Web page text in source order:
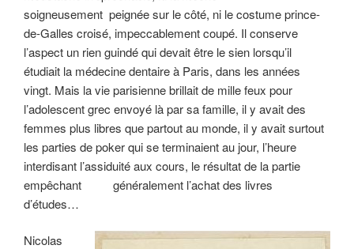
soigneusement peignée sur le côté, ni le costume prince-
de-Galles croisé, impeccablement coupé. Il conserve
l’aspect un rien guindé qui devait être le sien lorsqu’il
étudiait la médecine dentaire à Paris, dans les années
vingt. Mais la vie parisienne brillait de mille feux pour
l’adolescent grec envoyé là par sa famille, il y avait des
femmes plus libres que partout au monde, il y avait surtout
les parties de poker qui se terminaient au jour, l’heure
interdisant l’assiduité aux cours, le résultat de la partie
empêchant généralement l’achat des livres
d’études…
Nicolas